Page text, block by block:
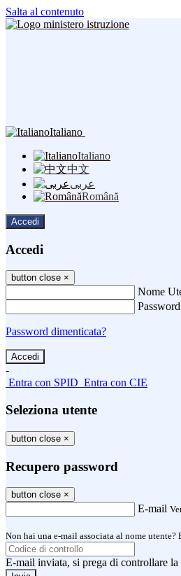
Salta al contenuto
Italiano
Italiano
中文
عربى
Română
Accedi
Accedi
button close ×
Nome
Password
Password dimenticata?
-
Entra con SPID Entra con CIE
Seleziona utente
button close ×
Recupero password
button close ×
E-mail
Non hai una e-mail associata al nome
E-mail inviata, si prega di controllare la